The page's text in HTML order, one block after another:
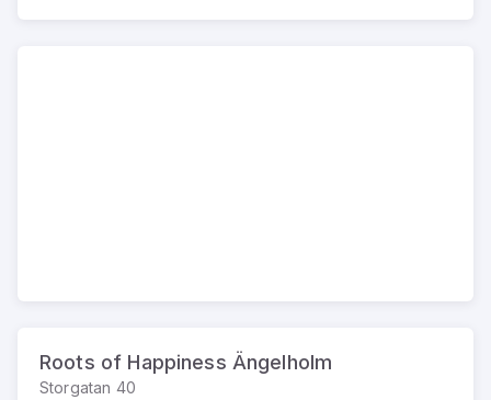
Roots of Happiness Ängelholm
Storgatan 40